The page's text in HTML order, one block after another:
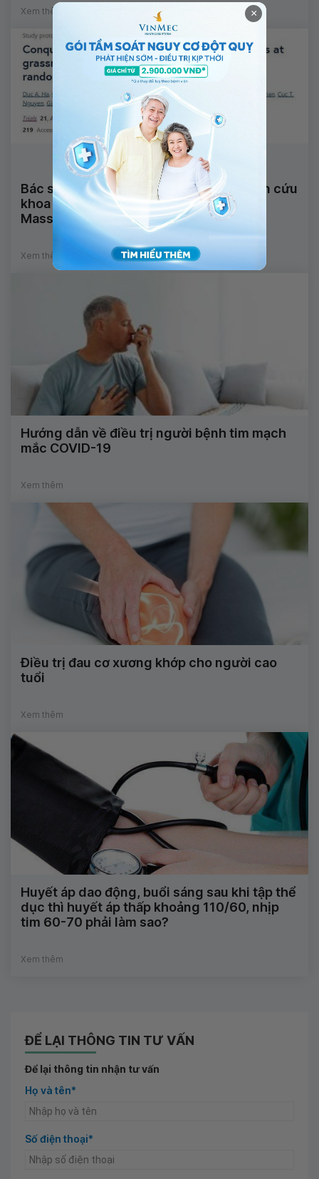
Xem thêm
Bác sĩ tim mạch Vinmec tham gia nghiên cứu
khoa học về tăng huyết áp với Đại học
Massachusetts (Mỹ)
Xem thêm
Hướng dẫn về điều trị người bệnh tim mạch
mắc COVID-19
Xem thêm
Điều trị đau cơ xương khớp cho người cao
tuổi
Xem thêm
Huyết áp dao động, buổi sáng sau khi tập thể
dục thì huyết áp thấp khoảng 110/60, nhịp
tim 60-70 phải làm sao?
Xem thêm
ĐỂ LẠI THÔNG TIN TƯ VẤN
Để lại thông tin nhận tư vấn
Họ và tên*
Số điện thoại*
×